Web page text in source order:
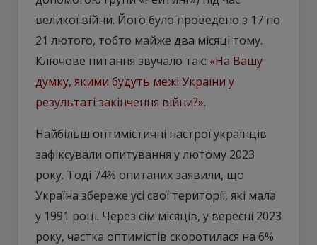
великої війни. Його було проведено з 17 по
21 лютого, тобто майже два місяці тому.
Ключове питання звучало так: «На Вашу
думку, якими будуть межі України у
результаті закінчення війни?».
Найбільш оптимістичні настрої українців
зафіксували опитування у лютому 2023
року. Тоді 74% опитаних заявили, що
Україна збереже усі свої території, які мала
у 1991 році. Через сім місяців, у вересні 2023
року, частка оптимістів скоротилася на 6%